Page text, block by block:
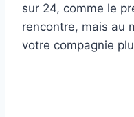
sur 24, comme le
rencontre, mais au
votre compagnie